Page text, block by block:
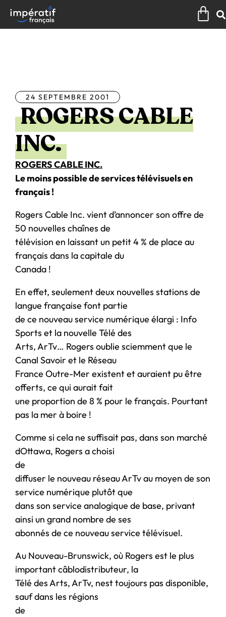
contenu
24 SEPTEMBRE 2001
ROGERS CABLE
INC.
ROGERS CABLE INC.
Le moins possible de services télévisuels en
français !
Rogers Cable Inc. vient d’annoncer son offre de
50 nouvelles chaînes de
télévision en laissant un petit 4 % de place au
français dans la capitale du
Canada !
En effet, seulement deux nouvelles stations de
langue française font partie
de ce nouveau service numérique élargi : Info
Sports et la nouvelle Télé des
Arts, ArTv… Rogers oublie sciemment que le
Canal Savoir et le Réseau
France Outre-Mer existent et auraient pu être
offerts, ce qui aurait fait
une proportion de 8 % pour le français. Pourtant
pas la mer à boire !
Comme si cela ne suffisait pas, dans son marché
dOttawa, Rogers a choisi
de
diffuser le nouveau réseau ArTv au moyen de son
service numérique plutôt que
dans son service analogique de base, privant
ainsi un grand nombre de ses
abonnés de ce nouveau service télévisuel.
Au Nouveau-Brunswick, où Rogers est le plus
important câblodistributeur, la
Télé des Arts, ArTv, nest toujours pas disponible,
sauf dans les régions
de